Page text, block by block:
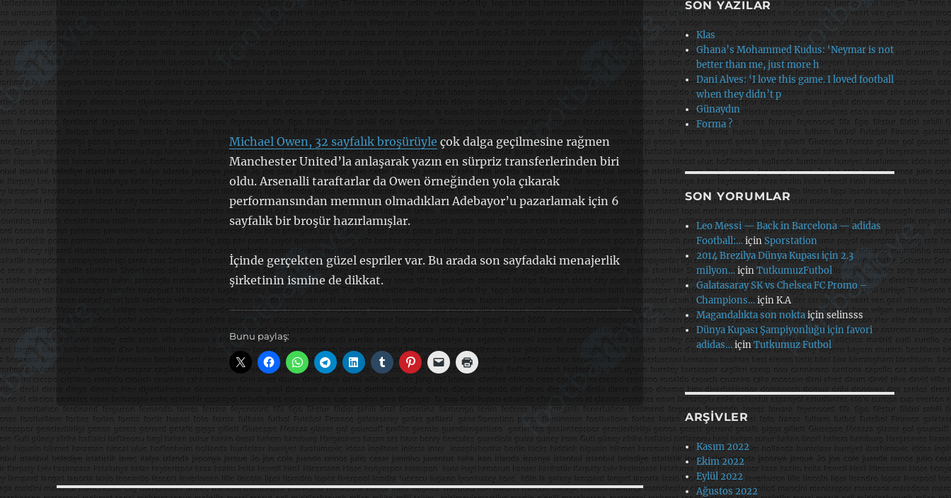
Michael Owen, 32 sayfalık broşürüyle çok dalga geçilmesine rağmen
Manchester United’la anlaşarak yazın en sürpriz transferlerinden biri
oldu. Arsenalli taraftarlar da Owen örneğinden yola çıkarak
performansından memnun olmadıkları Adebayor’u pazarlamak için 6
sayfalık bir broşür hazırlamışlar.
İçinde gerçekten güzel espriler var. Bu arada son sayfadaki menajerlik
şirketinin ismine de dikkat.
Bunu paylaş:
SON YAZILAR
Klas
Ghana’s Mohammed Kudus: ‘Neymar is not
better than me, just more h
Dani Alves: ‘I love this game. I loved football
when they didn’t p
Günaydın
Forma ?
SON YORUMLAR
Leo Messi — Back in Barcelona — adidas
Football:…içinSporstation
2014 Brezilya Dünya Kupası için 2.3
milyon…içinTutkumuzFutbol
Galatasaray SK vs Chelsea FC Promo –
Champions…içinK.A
Magandalıkta son noktaiçinselinsss
Dünya Kupası Şampiyonluğu için favori
adidas…içinTutkumuz Futbol
ARŞIVLER
Kasım 2022
Ekim 2022
Eylül 2022
Ağustos 2022